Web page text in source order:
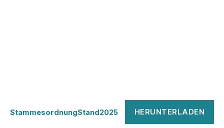
StammesordnungStand2025 HERUNTERLADEN